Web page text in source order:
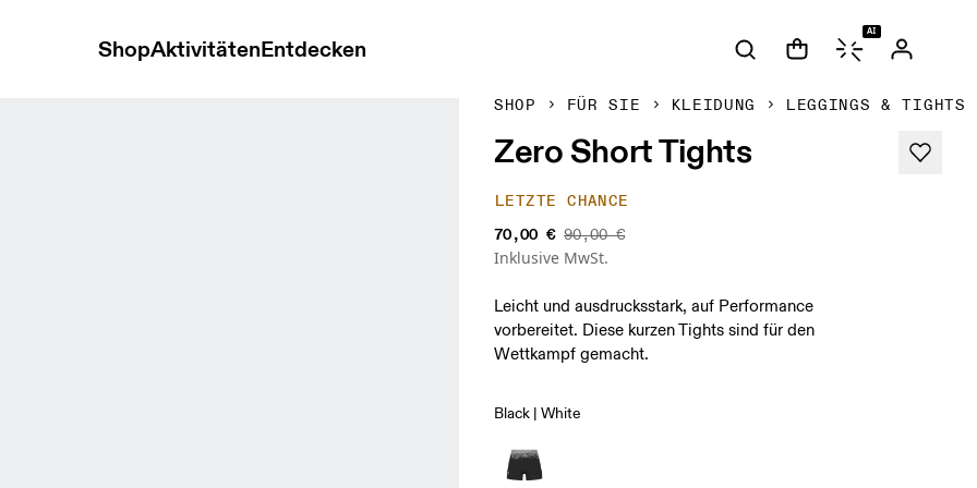
ShopAktivitätenEntdecken
AI
SHOP FÜR SIE KLEIDUNG LEGGINGS & TIGHTS
Zero Short Tights
LETZTE CHANCE
70,00 € 90,00 €
Inklusive MwSt.
Leicht und ausdrucksstark, auf Performance
vorbereitet. Diese kurzen Tights sind für den
Wettkampf gemacht.
Black | White